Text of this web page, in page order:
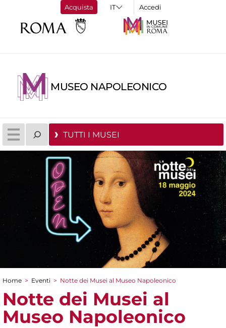
Acquista Accedi
MUSEO NAPOLEONICO
TUTTI I MUSEI
Tu sei qui
Home > Eventi > Notte dei Musei al Museo Napoleonico
Notte dei Musei al
Museo Napoleonico